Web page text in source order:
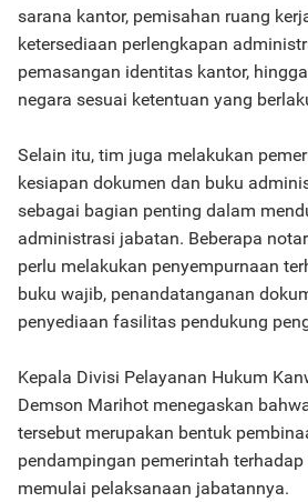
sarana kantor, pemisahan ruang
ketersediaan perlengkapan
pemasangan identitas kantor,
negara sesuai ketentuan yang
Selain itu, tim juga melakukan
kesiapan dokumen dan buku
sebagai bagian penting dalam
administrasi jabatan. Beberapa
perlu melakukan penyempurnaan
buku wajib, penandatanganan
penyediaan fasilitas pendukung
Kepala Divisi Pelayanan Hukum
Demson Marihot menegaskan
tersebut merupakan bentuk
pendampingan pemerintah
memulai pelaksanaan jabatannya.